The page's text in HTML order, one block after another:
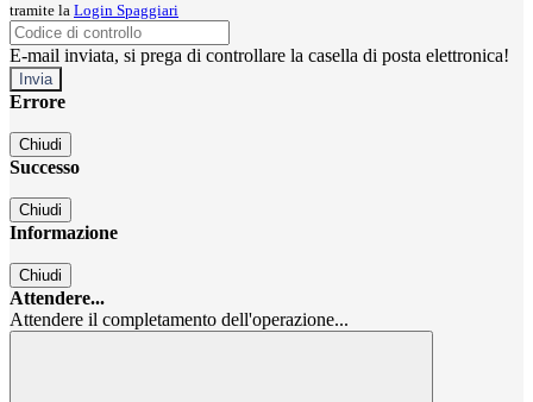
tramite la Login Spaggiari
E-mail inviata, si prega di controllare la casella di posta elettronica!
Errore
Chiudi
Successo
Chiudi
Informazione
Chiudi
Attendere...
Attendere il completamento dell'operazione...